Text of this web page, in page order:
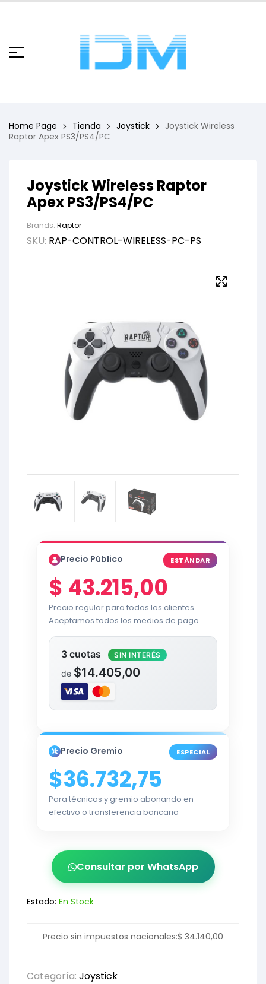
Home Page Tienda Joystick
Joystick Wireless
Raptor Apex PS3/PS4/PC
Joystick Wireless Raptor
Apex PS3/PS4/PC
Brands: Raptor
SKU: RAP-CONTROL-WIRELESS-PC-PS
Precio Público ESTÁNDAR
$ 43.215,00
Precio regular para todos los clientes.
Aceptamos todos los medios de pago
3 cuotas SIN INTERÉS
de $14.405,00
Precio Gremio ESPECIAL
$36.732,75
Para técnicos y gremio abonando en
efectivo o transferencia bancaria
Consultar por WhatsApp
Estado: En Stock
Precio sin impuestos nacionales:$ 34.140,00
Categoría: Joystick